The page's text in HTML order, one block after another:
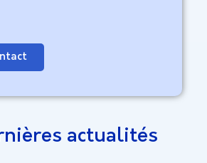
actualités